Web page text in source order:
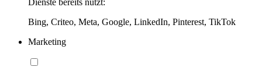
Dienste bereits nutzt:
Bing, Criteo, Meta, Google, LinkedIn, Pinterest, TikTok
Marketing